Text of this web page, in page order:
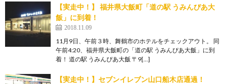
【実走中！】 福井県大飯町「道の駅 うみんぴあ大
飯」に到着！
2018.11.09
11月9日、午前３時、舞鶴市のホテルをチェックアウト。 同
午前4:20、福井県大飯町の「道の駅 うみんぴあ大飯」に到
着！ 道の駅 うみんぴあ大飯 〒9[…]
【実走中！】セブンイレブン山口船木店通過！